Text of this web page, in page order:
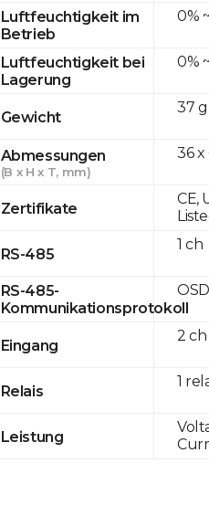
Luftfeuchtigkeit im
Betrieb
Luftfeuchtigkeit bei
Lagerung
Gewicht
Abmessungen
(B x H x T, mm)
Zertifikate
RS-485
RS-485-
Kommunikationsprotokoll
Eingang
Relais
Leistung
0%
0%
37 g
36 x
CE,
1 ch
2 ch
1